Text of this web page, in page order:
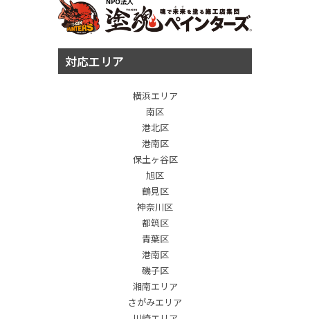
対応エリア
横浜エリア
南区
港北区
港南区
保土ヶ谷区
旭区
鶴見区
神奈川区
都筑区
青葉区
港南区
磯子区
湘南エリア
さがみエリア